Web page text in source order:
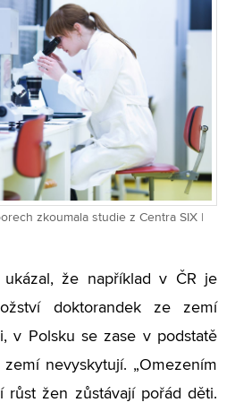
zkoumala studie z Centra SIX |
že například v ČR je
doktorandek ze zemí
v Polsku se zase v podstatě
nevyskytují. „Omezením
růst žen zůstávají pořád děti.